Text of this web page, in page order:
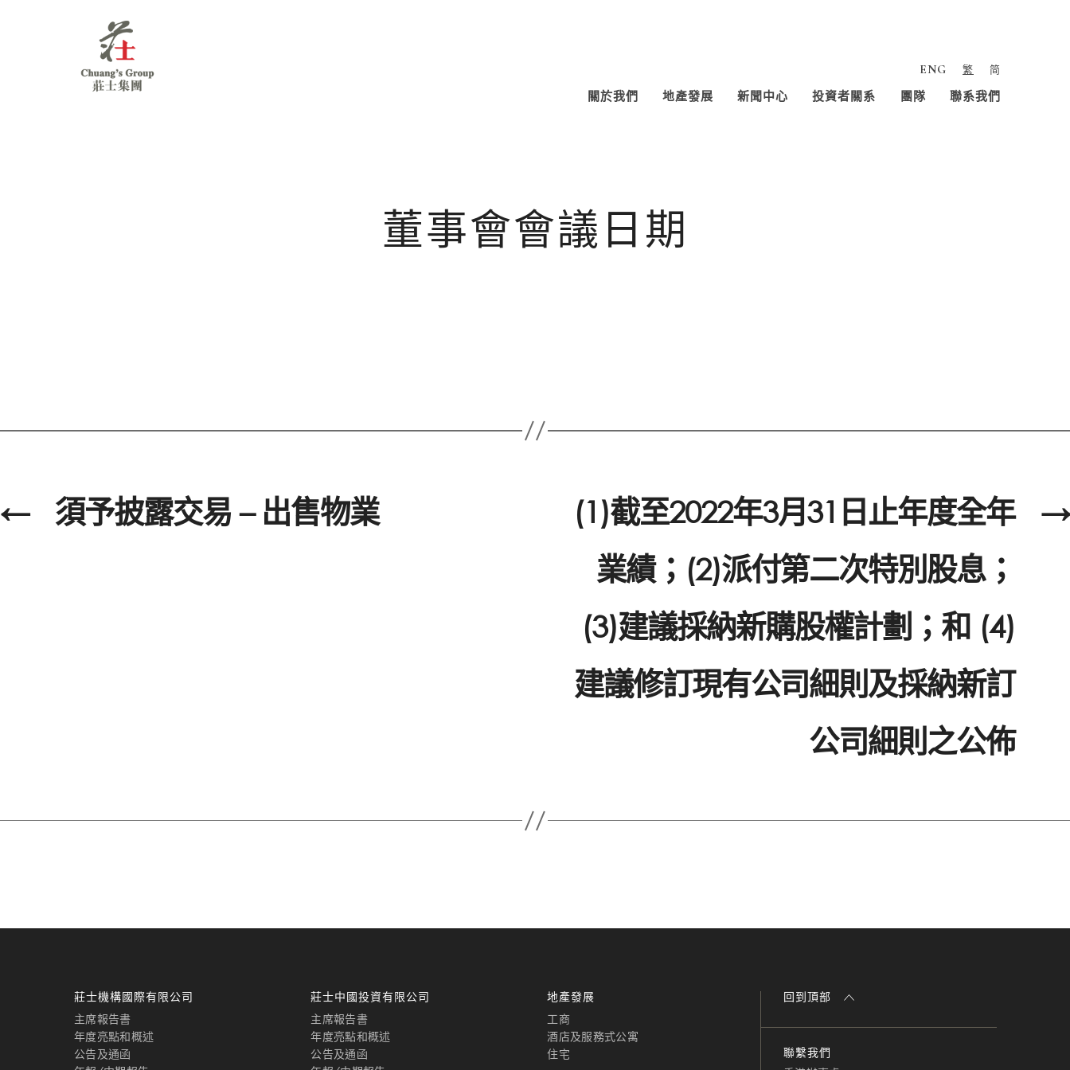
ENG 繁 简
關於我們 地產發展 新聞中心 投資者關系 團隊 聯系我們
董事會會議日期
← 須予披露交易 – 出售物業 →
(1)截至2022年3月31日止年度全年
業績；(2)派付第二次特別股息；
(3)建議採納新購股權計劃；和 (4)
建議修訂現有公司細則及採納新訂
公司細則之公佈
莊士機構國際有限公司
主席報告書
年度亮點和概述
公告及通函
莊士中國投資有限公司
主席報告書
年度亮點和概述
公告及通函
地產發展
工商
酒店及服務式公寓
住宅
回到頂部
聯繫我們